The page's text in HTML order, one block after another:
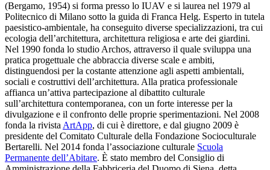
(Bergamo, 1954) si forma presso lo IUAV e si laurea nel 1979 al
Politecnico di Milano sotto la guida di Franca Helg. Esperto in tutela
paesistico-ambientale, ha conseguito diverse specializzazioni, tra cui
ecologia dell’architettura, architettura religiosa e arte dei giardini.
Nel 1990 fonda lo studio Archos, attraverso il quale sviluppa una
pratica progettuale che abbraccia diverse scale e ambiti,
distinguendosi per la costante attenzione agli aspetti ambientali,
sociali e costruttivi dell’architettura. Alla pratica professionale
affianca un’attiva partecipazione al dibattito culturale
sull’architettura contemporanea, con un forte interesse per la
divulgazione e il confronto delle proprie sperimentazioni. Nel 2008
fonda la rivista ArtApp, di cui è direttore, e dal giugno 2009 è
presidente del Comitato Culturale della Fondazione Socioculturale
Bertarelli. Nel 2014 fonda l’associazione culturale Scuola
Permanente dell’Abitare. È stato membro del Consiglio di